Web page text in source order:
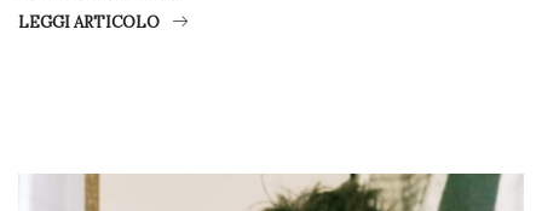
LEGGI ARTICOLO